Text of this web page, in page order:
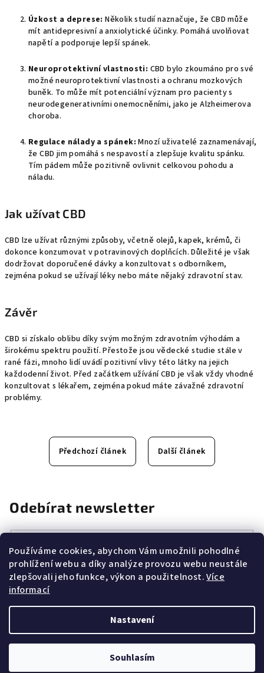
Používáme cookies, abychom Vám umožnili pohodlné
prohlížení webu a díky analýze provozu webu neustále
zlepšovali jeho funkce, výkon a použitelnost.Více
informací
Nastavení
Souhlasím
Úzkost a deprese: Několik studií naznačuje, že CBD může
mít antidepresivní a anxiolytické účinky. Pomáhá uvolňovat
napětí a podporuje lepší spánek.
Neuroprotektivní vlastnosti: CBD bylo zkoumáno pro své
možné neuroprotektivní vlastnosti a ochranu mozkových
buněk. To může mít potenciální význam pro pacienty s
neurodegenerativními onemocněními, jako je Alzheimerova
choroba.
Regulace nálady a spánek: Mnozí uživatelé zaznamenávají,
že CBD jim pomáhá s nespavostí a zlepšuje kvalitu spánku.
Tím pádem může pozitivně ovlivnit celkovou pohodu a
náladu.
Jak užívat CBD
CBD lze užívat různými způsoby, včetně olejů, kapek, krémů, či
dokonce konzumovat v potravinových doplňcích. Důležité je však
dodržovat doporučené dávky a konzultovat s odborníkem,
zejména pokud se užívají léky nebo máte nějaký zdravotní stav.
Závěr
CBD si získalo oblibu díky svým možným zdravotním výhodám a
širokému spektru použití. Přestože jsou vědecké studie stále v
rané fázi, mnoho lidí uvádí pozitivní vlivy této látky na jejich
každodenní život. Před začátkem užívání CBD je však vždy vhodné
konzultovat s lékařem, zejména pokud máte závažné zdravotní
problémy.
Předchozí článek Další článek
Odebírat newsletter
Vložením e-mailu souhlasíte spodmínkami ochrany osobních
údajů